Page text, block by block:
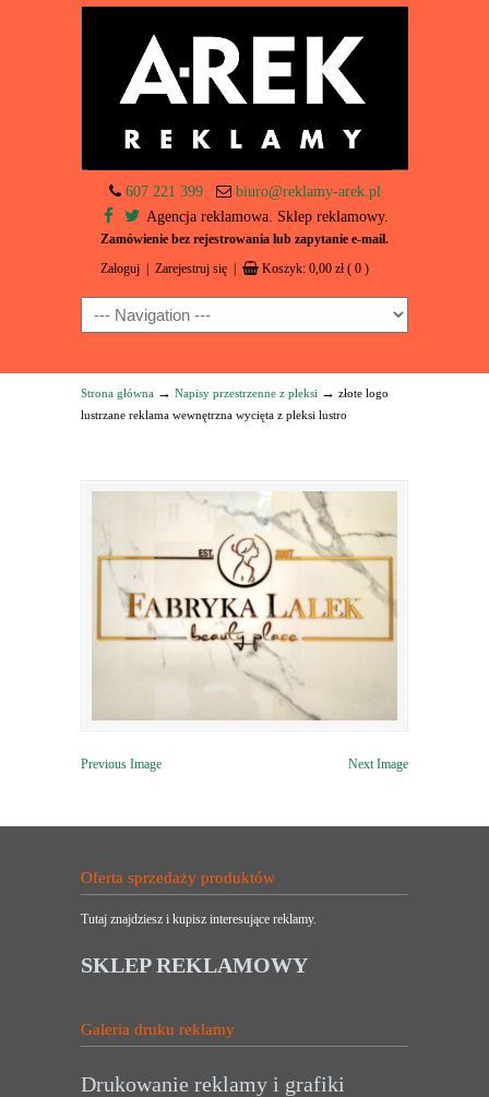
607 221 399
biuro@reklamy-arek.pl
Agencja reklamowa. Sklep reklamowy.
Zamówienie bez rejestrowania lub zapytanie e-mail.
Zaloguj Zarejestruj się Koszyk: 0,00 zł ( 0 )
Navigation
Strona główna → Napisy przestrzenne z pleksi → złote logo
lustrzane reklama wewnętrzna wycięta z pleksi lustro
Previous Image Next Image
Oferta sprzedaży produktów
Tutaj znajdziesz i kupisz interesujące reklamy.
SKLEP REKLAMOWY
Galeria druku reklamy
Drukowanie reklamy i grafiki